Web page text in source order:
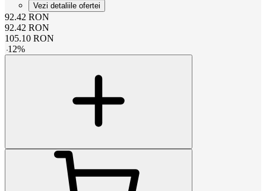
Vezi detaliile ofertei
92.42 RON
92.42 RON
105.10 RON
-12%